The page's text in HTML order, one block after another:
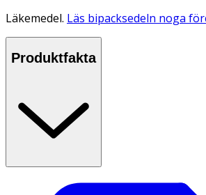
Läkemedel. Läs bipacksedeln noga
Produktfakta